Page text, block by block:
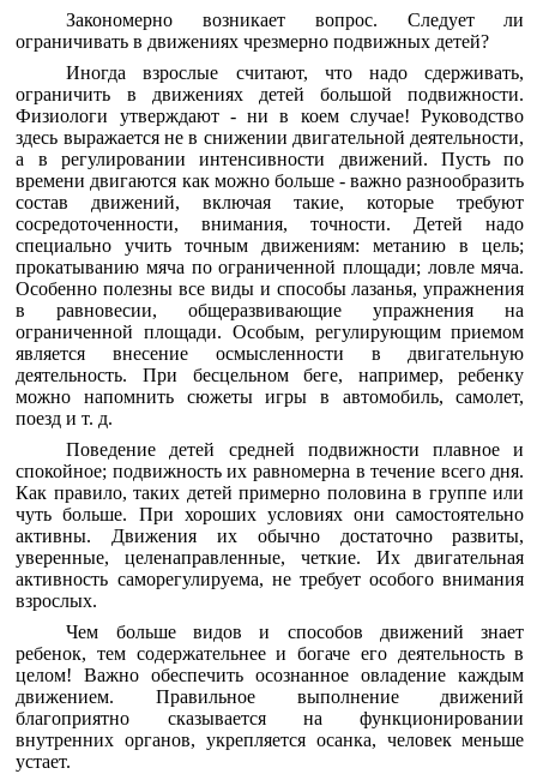
Закономерно возникает вопрос. Следует ли
ограничивать в движениях чрезмерно подвижных детей?
Иногда взрослые считают, что надо сдерживать,
ограничить в движениях детей большой подвижности.
Физиологи утверждают - ни в коем случае! Руководство
здесь выражается не в снижении двигательной деятельности,
а в регулировании интенсивности движений. Пусть по
времени двигаются как можно больше - важно разнообразить
состав движений, включая такие, которые требуют
сосредоточенности, внимания, точности. Детей надо
специально учить точным движениям: метанию в цель;
прокатыванию мяча по ограниченной площади; ловле мяча.
Особенно полезны все виды и способы лазанья, упражнения
в равновесии, общеразвивающие упражнения на
ограниченной площади. Особым, регулирующим приемом
является внесение осмысленности в двигательную
деятельность. При бесцельном беге, например, ребенку
можно напомнить сюжеты игры в автомобиль, самолет,
поезд и т. д.
Поведение детей средней подвижности плавное и
спокойное; подвижность их равномерна в течение всего дня.
Как правило, таких детей примерно половина в группе или
чуть больше. При хороших условиях они самостоятельно
активны. Движения их обычно достаточно развиты,
уверенные, целенаправленные, четкие. Их двигательная
активность саморегулируема, не требует особого внимания
взрослых.
Чем больше видов и способов движений знает
ребенок, тем содержательнее и богаче его деятельность в
целом! Важно обеспечить осознанное овладение каждым
движением. Правильное выполнение движений
благоприятно сказывается на функционировании
внутренних органов, укрепляется осанка, человек меньше
устает.